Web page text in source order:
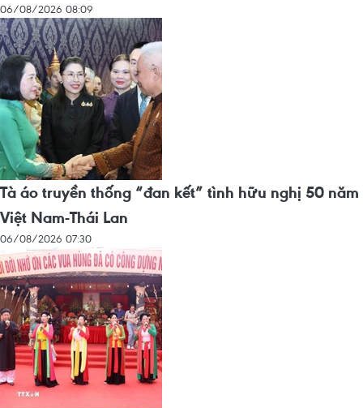
06/08/2026 08:09
Tà áo truyền thống “đan kết” tình hữu nghị 50 năm
Việt Nam-Thái Lan
06/08/2026 07:30